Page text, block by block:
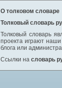
О толковом словаре
Толковый словарь
Толковый словарь
проекта играют
блога или
Ссылки на словарь